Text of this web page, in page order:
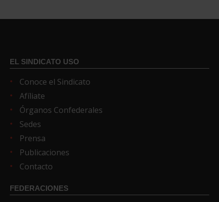
EL SINDICATO USO
Conoce el Sindicato
Afíliate
Órganos Confederales
Sedes
Prensa
Publicaciones
Contacto
FEDERACIONES